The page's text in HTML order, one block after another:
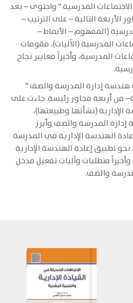
المدرسية " واحتوى – بعد
الأربعة التالية – على الترتيب –
(المفهوم – الأنماط –
المدرسية (الآليات)، مقومات
المدرسية، وأخيراً معايير نجاح
هندسة إدارة المدرسة والصف "
من أربعة محاور رئيسة. جاءت على
الإدارية (نشأتها وطبيعتها)،
إدارة المدرسة والصف وأبرز
الهندسة الإدارية في المدرسة
نحو تطبيق إعادة الهندسة الإدارية
متطلبات وآليات تفعيل مدخل
والصف.